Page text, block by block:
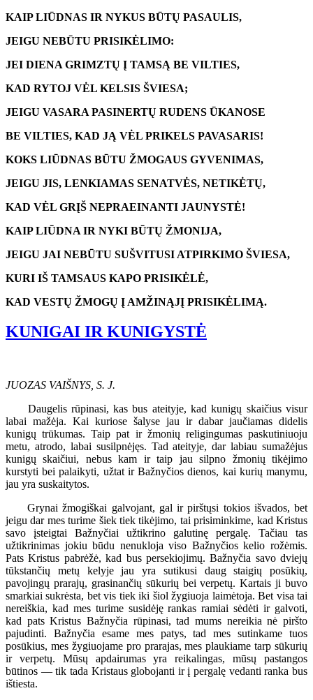
KAIP LIŪDNAS IR NYKUS BŪTŲ PASAULIS,
JEIGU NEBŪTU PRISIKĖLIMO:
JEI DIENA GRIMZTŲ Į TAMSĄ BE VILTIES,
KAD RYTOJ VĖL KELSIS ŠVIESA;
JEIGU VASARA PASINERTŲ RUDENS ŪKANOSE
BE VILTIES, KAD JĄ VĖL PRIKELS PAVASARIS!
KOKS LIŪDNAS BŪTU ŽMOGAUS GYVENIMAS,
JEIGU JIS, LENKIAMAS SENATVĖS, NETIKĖTŲ,
KAD VĖL GRĮŠ NEPRAEINANTI JAUNYSTĖ!
KAIP LIŪDNA IR NYKI BŪTŲ ŽMONIJA,
JEIGU JAI NEBŪTU SUŠVITUSI ATPIRKIMO ŠVIESA,
KURI IŠ TAMSAUS KAPO PRISIKĖLĖ,
KAD VESTŲ ŽMOGŲ Į AMŽINĄJĮ PRISIKĖLIMĄ.
KUNIGAI IR KUNIGYSTĖ
JUOZAS VAIŠNYS, S. J.
Daugelis rūpinasi, kas bus ateityje, kad kunigų skaičius visur
labai mažėja. Kai kuriose šalyse jau ir dabar jaučiamas didelis
kunigų trūkumas. Taip pat ir žmonių religingumas paskutiniuoju
metu, atrodo, labai susilpnėjęs. Tad ateityje, dar labiau sumažėjus
kunigų skaičiui, nebus kam ir taip jau silpno žmonių tikėjimo
kurstyti bei palaikyti, užtat ir Bažnyčios dienos, kai kurių manymu,
jau yra suskaitytos.
Grynai žmogiškai galvojant, gal ir pirštųsi tokios išvados, bet
jeigu dar mes turime šiek tiek tikėjimo, tai prisiminkime, kad Kristus
savo įsteigtai Bažnyčiai užtikrino galutinę pergalę. Tačiau tas
užtikrinimas jokiu būdu nenukloja viso Bažnyčios kelio rožėmis.
Pats Kristus pabrėžė, kad bus persekiojimų. Bažnyčia savo dviejų
tūkstančių metų kelyje jau yra sutikusi daug staigių posūkių,
pavojingų prarajų, grasinančių sūkurių bei verpetų. Kartais ji buvo
smarkiai sukrėsta, bet vis tiek iki šiol žygiuoja laimėtoja. Bet visa tai
nereiškia, kad mes turime susidėję rankas ramiai sėdėti ir galvoti,
kad pats Kristus Bažnyčia rūpinasi, tad mums nereikia nė piršto
pajudinti. Bažnyčia esame mes patys, tad mes sutinkame tuos
posūkius, mes žygiuojame pro prarajas, mes plaukiame tarp sūkurių
ir verpetų. Mūsų apdairumas yra reikalingas, mūsų pastangos
būtinos — tik tada Kristaus globojanti ir į pergalę vedanti ranka bus
ištiesta.